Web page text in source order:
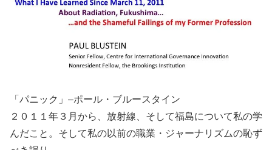
「パニック」–ポール・ブルースタイン
２０１１年３月から、放射線、そして福島について私の学
んだこと。そして私の以前の職業・ジャーナリズムの恥ず